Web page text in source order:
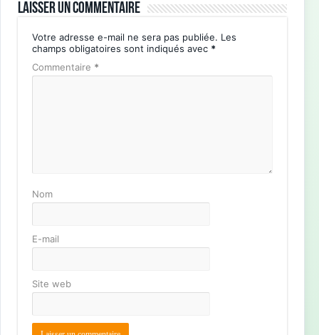
Laisser un commentaire
Votre adresse e-mail ne sera pas publiée. Les
champs obligatoires sont indiqués avec *
Commentaire *
Nom
E-mail
Site web